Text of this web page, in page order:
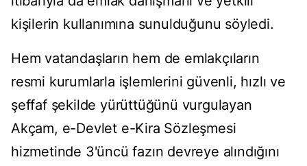
kişilerin kullanımına sunulduğunu söyledi.
Hem vatandaşların hem de emlakçıların
resmi kurumlarla işlemlerini güvenli, hızlı ve
şeffaf şekilde yürüttüğünü vurgulayan
Akçam, e-Devlet e-Kira Sözleşmesi
hizmetinde 3'üncü fazın devreye alındığını